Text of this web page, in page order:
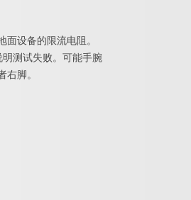
设备的限流电阻。
测试失败。可能手腕
脚。